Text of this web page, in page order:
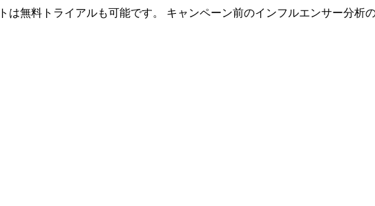
無料トライアルも可能です。 キャンペーン前のインフルエンサー分析